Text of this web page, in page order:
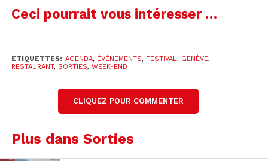
Ceci pourrait vous intéresser …
ETIQUETTES: AGENDA, ÉVÉNEMENTS, FESTIVAL, GENÈVE,
RESTAURANT, SORTIES, WEEK-END
CLIQUEZ POUR COMMENTER
Plus dans Sorties